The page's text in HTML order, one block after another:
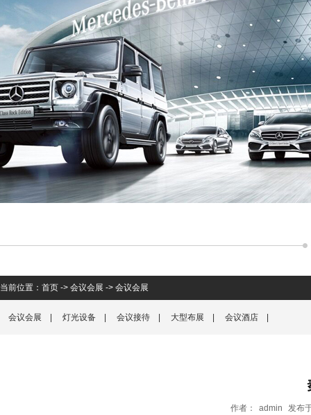
当前位置： 首页 -> 会议会展 -> 会议会展
会议会展 灯光设备 会议接待 大型布展 会议酒店
作者： admin 发布